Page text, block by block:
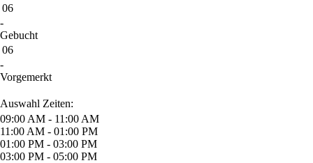
06
-
Gebucht
06
-
Vorgemerkt
Auswahl Zeiten:
09:00 AM - 11:00 AM
11:00 AM - 01:00 PM
01:00 PM - 03:00 PM
03:00 PM - 05:00 PM